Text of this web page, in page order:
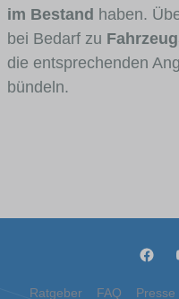
im Bestand haben.
bei Bedarf zu
die entsprechenden
bündeln.
Ratgeber FAQ Presse